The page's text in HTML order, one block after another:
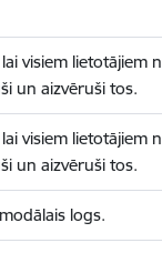
visiem lietotājiem
un aizvēruši tos.
visiem lietotājiem
un aizvēruši tos.
logs.